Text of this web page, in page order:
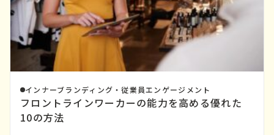
フロントラインワーカーの能力を高める優れた
10の方法
インナーブランディング・従業員エンゲージメント